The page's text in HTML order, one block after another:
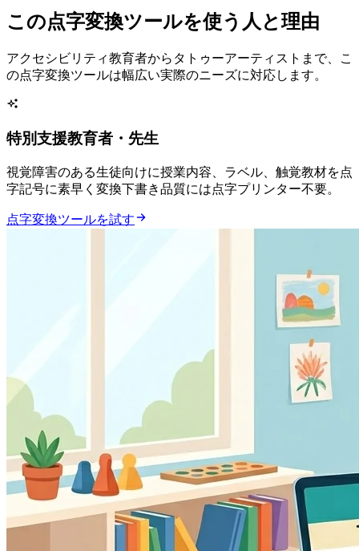
この点字変換ツールを使う人と理由
アクセシビリティ教育者からタトゥーアーティストまで、こ
の点字変換ツールは幅広い実際のニーズに対応します。
特別支援教育者・先生
視覚障害のある生徒向けに授業内容、ラベル、触覚教材を点
字記号に素早く変換 — 下書き品質には点字プリンター不要。
点字変換ツールを試す